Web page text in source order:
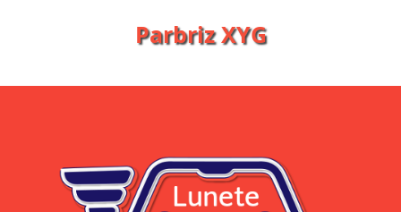
Parbriz XYG